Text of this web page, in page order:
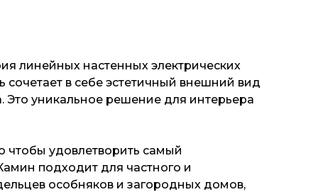
линейных настенных электрических
в себе эстетичный внешний вид
Это уникальное решение для интерьера
чтобы удовлетворить самый
подходит для частного и
особняков и загородных домов,